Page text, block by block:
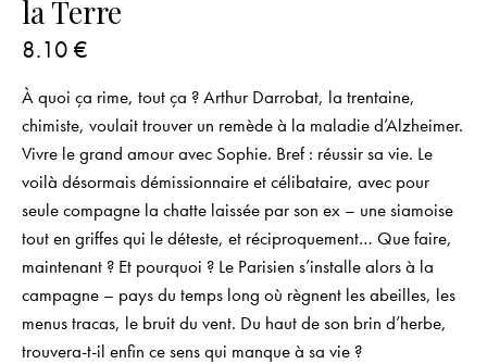
la Terre
8.10 €
À quoi ça rime, tout ça ? Arthur Darrobat, la trentaine,
chimiste, voulait trouver un remède à la maladie d’Alzheimer.
Vivre le grand amour avec Sophie. Bref : réussir sa vie. Le
voilà désormais démissionnaire et célibataire, avec pour
seule compagne la chatte laissée par son ex – une siamoise
tout en griffes qui le déteste, et réciproquement… Que faire,
maintenant ? Et pourquoi ? Le Parisien s’installe alors à la
campagne – pays du temps long où règnent les abeilles, les
menus tracas, le bruit du vent. Du haut de son brin d’herbe,
trouvera-t-il enfin ce sens qui manque à sa vie ?